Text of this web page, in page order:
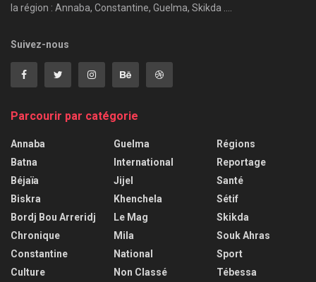
la région : Annaba, Constantine, Guelma, Skikda ....
Suivez-nous
Parcourir par catégorie
Annaba
Batna
Béjaïa
Biskra
Bordj Bou Arreridj
Chronique
Constantine
Culture
Guelma
International
Jijel
Khenchela
Le Mag
Mila
National
Non Classé
Régions
Reportage
Santé
Sétif
Skikda
Souk Ahras
Sport
Tébessa